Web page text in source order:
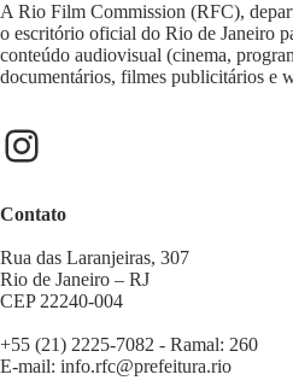
A Rio Film Commission (RFC),
o escritório oficial do Rio de Janeiro
conteúdo audiovisual (cinema,
documentários, filmes publicitários e
Contato
Rua das Laranjeiras, 307
Rio de Janeiro – RJ
CEP 22240-004
+55 (21) 2225-7082 - Ramal: 260
E-mail: info.rfc@prefeitura.rio